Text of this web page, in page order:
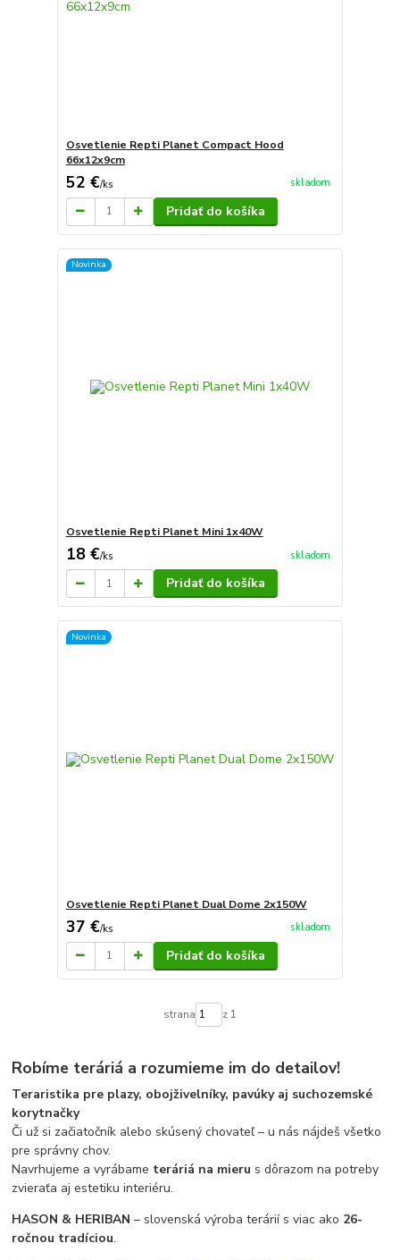
Osvetlenie Repti Planet Compact Hood
66x12x9cm
52 €/ks skladom
Pridať do košíka
Novinka
Osvetlenie Repti Planet Mini 1x40W
18 €/ks skladom
Pridať do košíka
Novinka
Osvetlenie Repti Planet Dual Dome 2x150W
37 €/ks skladom
Pridať do košíka
strana z 1
Robíme teráriá a rozumieme im do detailov!
Teraristika pre plazy, obojživelníky, pavúky aj suchozemské
korytnačky
Či už si začiatočník alebo skúsený chovateľ – u nás nájdeš všetko
pre správny chov.
Navrhujeme a vyrábame teráriá na mieru s dôrazom na potreby
zvieraťa aj estetiku interiéru.
HASON & HERIBAN – slovenská výroba terárií s viac ako 26-
ročnou tradíciou.